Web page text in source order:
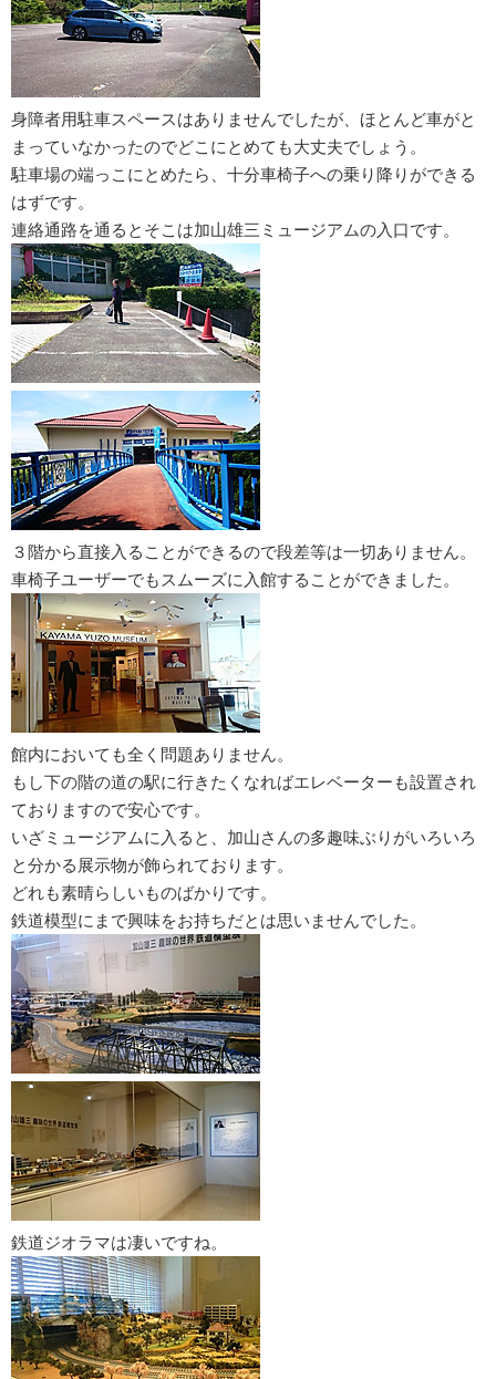
身障者用駐車スペースはありませんでしたが、ほとんど車がと
まっていなかったのでどこにとめても大丈夫でしょう。
駐車場の端っこにとめたら、十分車椅子への乗り降りができる
はずです。
連絡通路を通るとそこは加山雄三ミュージアムの入口です。
３階から直接入ることができるので段差等は一切ありません。
車椅子ユーザーでもスムーズに入館することができました。
館内においても全く問題ありません。
もし下の階の道の駅に行きたくなればエレベーターも設置され
ておりますので安心です。
いざミュージアムに入ると、加山さんの多趣味ぶりがいろいろ
と分かる展示物が飾られております。
どれも素晴らしいものばかりです。
鉄道模型にまで興味をお持ちだとは思いませんでした。
鉄道ジオラマは凄いですね。